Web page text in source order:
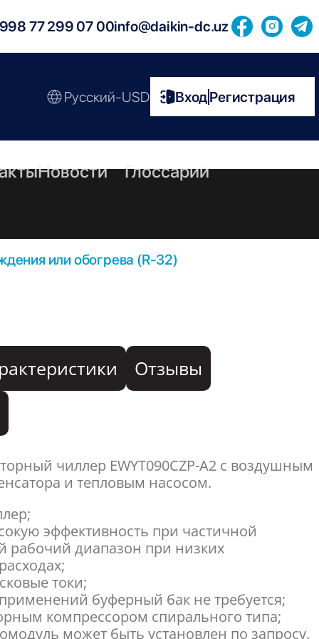
77 299 07 00info@daikin-dc.uz
Русский-USD ВходРегистрация
Новости Глоссарий
или обогрева (R-32)
Отзывы
чиллер EWYT090CZP-A2 с воздушным
и тепловым насосом.
эффективность при частичной
рабочий диапазон при низких
токи;
буферный бак не требуется;
компрессором спирального типа;
может быть установлен по запросу.